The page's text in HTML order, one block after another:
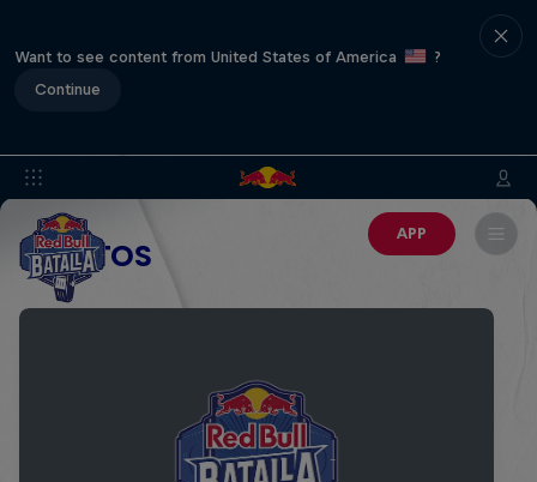
Want to see content from United States of America
?
Continue
APP
EVENTOS